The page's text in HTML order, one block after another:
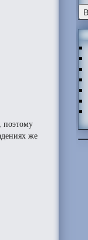
поэтому
же